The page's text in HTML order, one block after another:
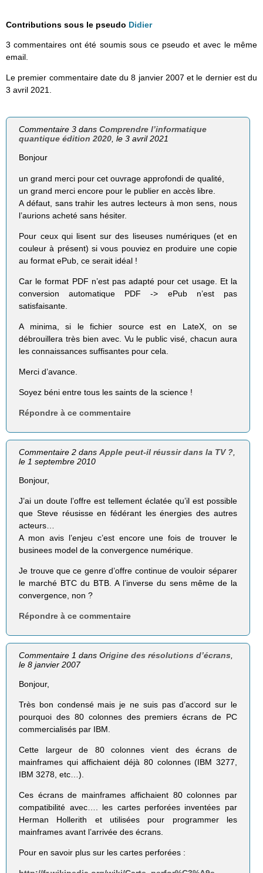
Contributions sous le pseudo Didier
3 commentaires ont été soumis sous ce pseudo et avec le même
email.
Le premier commentaire date du 8 janvier 2007 et le dernier est du
3 avril 2021.
Commentaire 3 dansComprendre l’informatique
quantique édition 2020, le 3 avril 2021
Bonjour
un grand merci pour cet ouvrage approfondi de qualité,
un grand merci encore pour le publier en accès libre.
A défaut, sans trahir les autres lecteurs à mon sens, nous
l’aurions acheté sans hésiter.
Pour ceux qui lisent sur des liseuses numériques (et en
couleur à présent) si vous pouviez en produire une copie
au format ePub, ce serait idéal !
Car le format PDF n’est pas adapté pour cet usage. Et la
conversion automatique PDF -> ePub n’est pas
satisfaisante.
A minima, si le fichier source est en LateX, on se
débrouillera très bien avec. Vu le public visé, chacun aura
les connaissances suffisantes pour cela.
Merci d’avance.
Soyez béni entre tous les saints de la science !
Répondre à ce commentaire
Commentaire 2 dansApple peut-il réussir dans la TV ?
le 1 septembre 2010
Bonjour,
J’ai un doute l’offre est tellement éclatée qu’il est possible
que Steve réusisse en fédérant les énergies des autres
acteurs…
A mon avis l’enjeu c’est encore une fois de trouver le
businees model de la convergence numérique.
Je trouve que ce genre d’offre continue de vouloir séparer
le marché BTC du BTB. A l’inverse du sens même de la
convergence, non ?
Répondre à ce commentaire
Commentaire 1 dansOrigine des résolutions d’écrans,
le 8 janvier 2007
Bonjour,
Très bon condensé mais je ne suis pas d’accord sur le
pourquoi des 80 colonnes des premiers écrans de PC
commercialisés par IBM.
Cette largeur de 80 colonnes vient des écrans de
mainframes qui affichaient déjà 80 colonnes (IBM 3277,
IBM 3278, etc…).
Ces écrans de mainframes affichaient 80 colonnes par
compatibilité avec…. les cartes perforées inventées par
Herman Hollerith et utilisées pour programmer les
mainframes avant l’arrivée des écrans.
Pour en savoir plus sur les cartes perforées :